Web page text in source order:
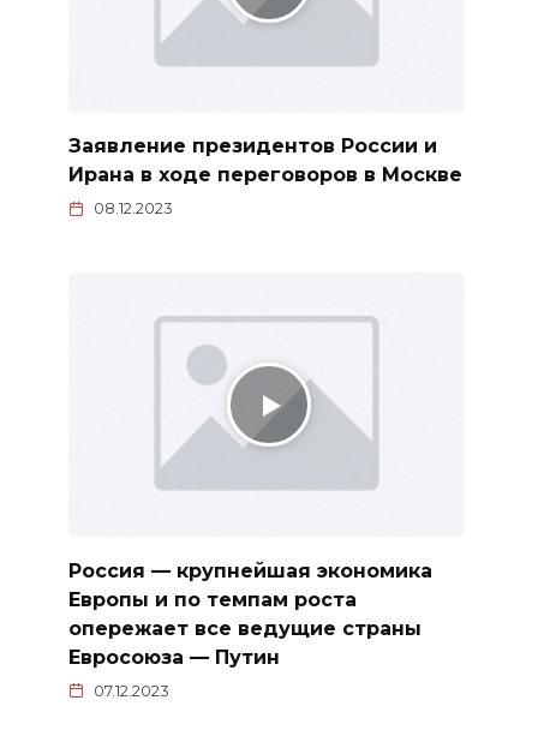
Заявление президентов России и
Ирана в ходе переговоров в Москве
08.12.2023
Россия — крупнейшая экономика
Европы и по темпам роста
опережает все ведущие страны
Евросоюза — Путин
07.12.2023